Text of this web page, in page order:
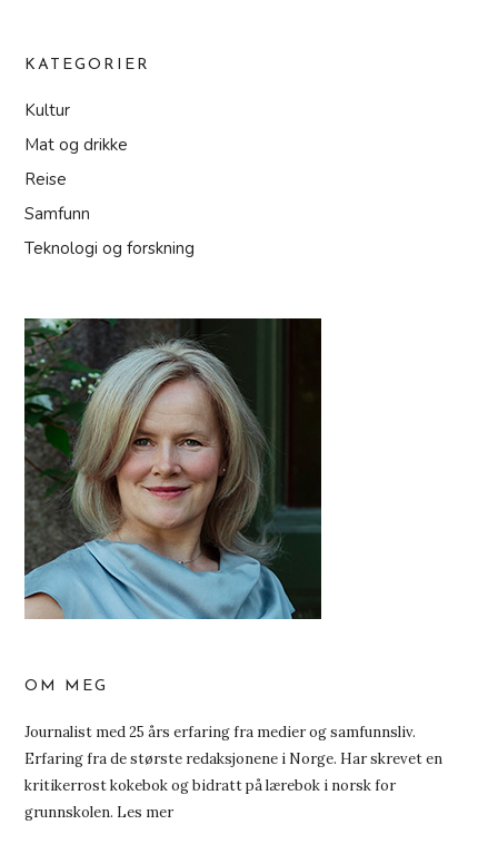
KATEGORIER
Kultur
Mat og drikke
Reise
Samfunn
Teknologi og forskning
OM MEG
Journalist med 25 års erfaring fra medier og samfunnsliv.
Erfaring fra de største redaksjonene i Norge. Har skrevet en
kritikerrost kokebok og bidratt på lærebok i norsk for
grunnskolen. Les mer